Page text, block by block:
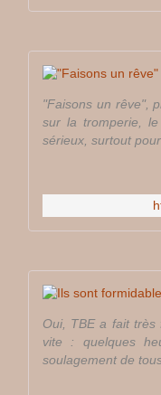
"Faisons un rêve",
sur la tromperie,
sérieux, surtout pour
Oui, TBE a fait
vite : quelques
soulagement de tous